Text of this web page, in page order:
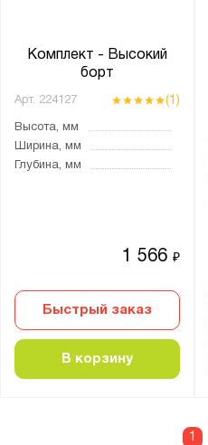
Комплект - Высокий
борт
Арт. 224127 (1)
Высота, мм
Ширина, мм
Глубина, мм
1 566₽
Быстрый заказ
В корзину
1